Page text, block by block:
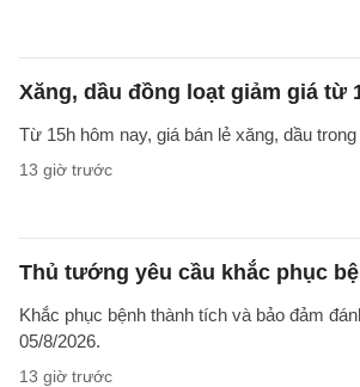
Xăng, dầu đồng loạt giảm giá từ
Từ 15h hôm nay, giá bán lẻ xăng, dầu
13 giờ trước
Thủ tướng yêu cầu khắc phục
Khắc phục bệnh thành tích và bảo đảm
05/8/2026.
13 giờ trước